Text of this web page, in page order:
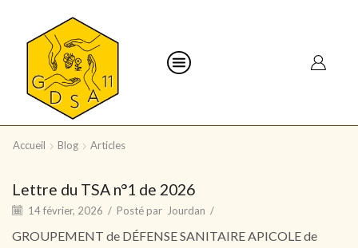
Accueil Blog Articles
Lettre du TSA n°1 de 2026
14 février, 2026 / Posté par Jourdan /
GROUPEMENT de DÉFENSE SANITAIRE APICOLE de